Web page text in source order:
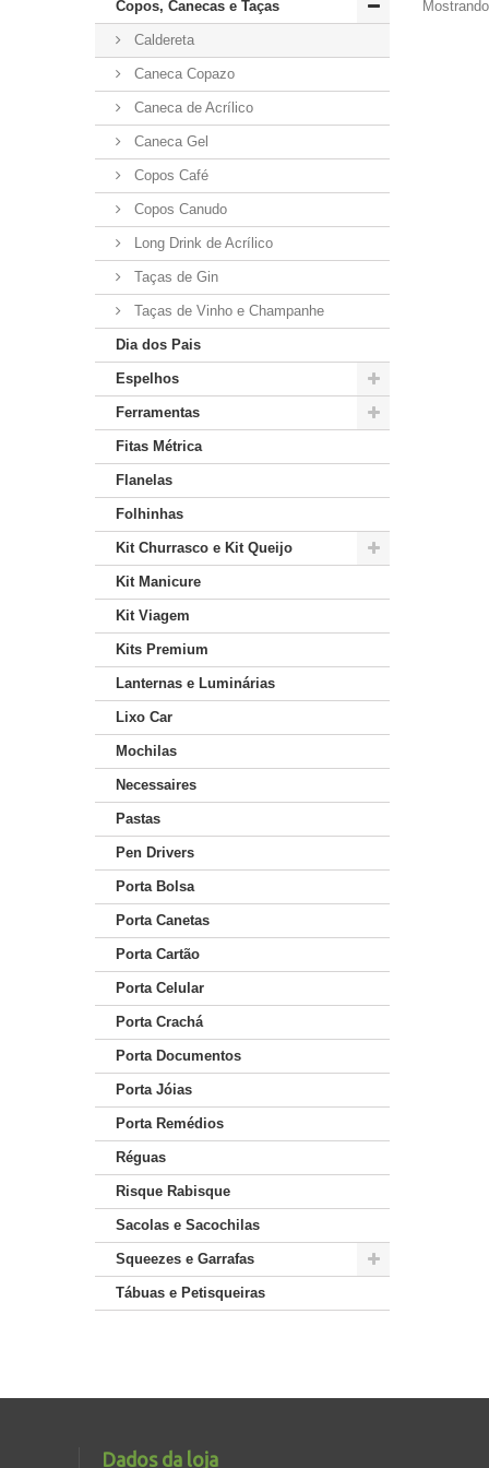
Copos, Canecas e Taças
Caldereta
Caneca Copazo
Caneca de Acrílico
Caneca Gel
Copos Café
Copos Canudo
Long Drink de Acrílico
Taças de Gin
Taças de Vinho e Champanhe
Dia dos Pais
Espelhos
Ferramentas
Fitas Métrica
Flanelas
Folhinhas
Kit Churrasco e Kit Queijo
Kit Manicure
Kit Viagem
Kits Premium
Lanternas e Luminárias
Lixo Car
Mochilas
Necessaires
Pastas
Pen Drivers
Porta Bolsa
Porta Canetas
Porta Cartão
Porta Celular
Porta Crachá
Porta Documentos
Porta Jóias
Porta Remédios
Réguas
Risque Rabisque
Sacolas e Sacochilas
Squeezes e Garrafas
Tábuas e Petisqueiras
Dados da loja